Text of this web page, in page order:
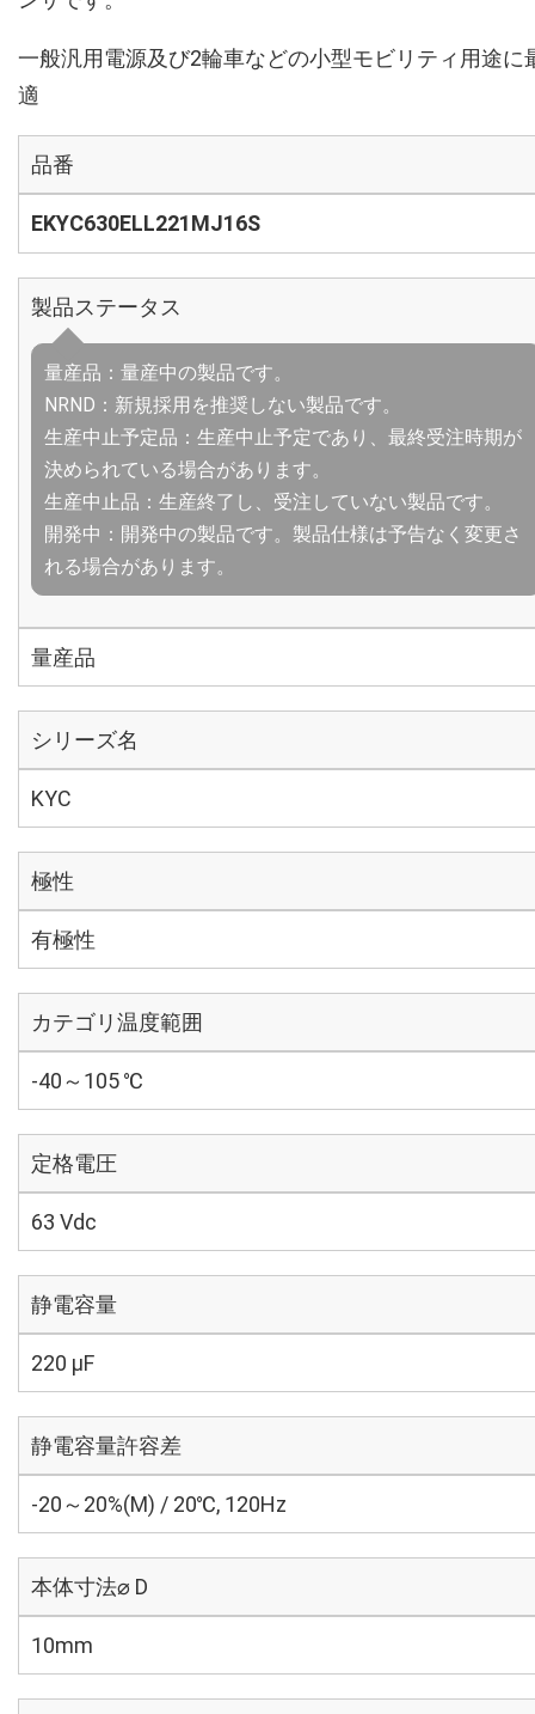
一般汎用電源及び2輪車などの小型モビリティ用途に
適
品番
EKYC630ELL221MJ16S
製品ステータス
量産品：量産中の製品です。
NRND：新規採用を推奨しない製品です。
生産中止予定品：生産中止予定であり、最終受注時期が
決められている場合があります。
生産中止品：生産終了し、受注していない製品です。
開発中：開発中の製品です。製品仕様は予告なく変更さ
れる場合があります。
量産品
シリーズ名
KYC
極性
有極性
カテゴリ温度範囲
-40～105 ℃
定格電圧
63 Vdc
静電容量
220 µF
静電容量許容差
-20～20%(M) / 20℃, 120Hz
本体寸法⌀ D
10mm